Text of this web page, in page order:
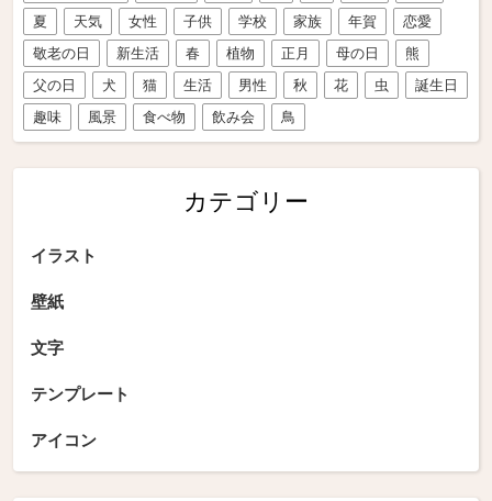
夏
天気 女性 子供 学校 家族 年賀
恋愛
敬老の日
新生活 春 植物 正月 母の日
熊
父の日
犬 猫 生活 男性 秋 花 虫
誕生日
趣味
風景 食べ物 飲み会 鳥
カテゴリー
イラスト
壁紙
文字
テンプレート
アイコン